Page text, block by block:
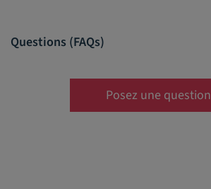
Questions (FAQs)
Posez une question